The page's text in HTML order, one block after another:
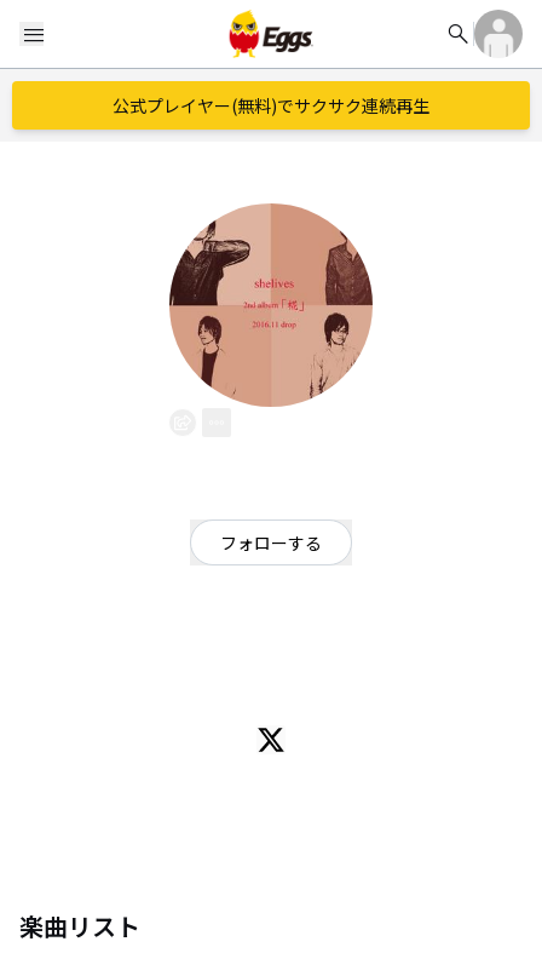
menu search
公式プレイヤー(無料)でサクサク連続再生
フォローする
京都を中心に全国で活動中。
楽曲リスト